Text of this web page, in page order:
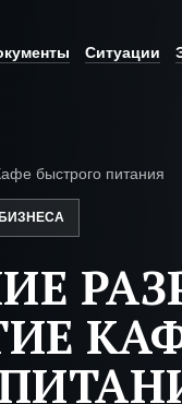
Ситуации
быстрого питания